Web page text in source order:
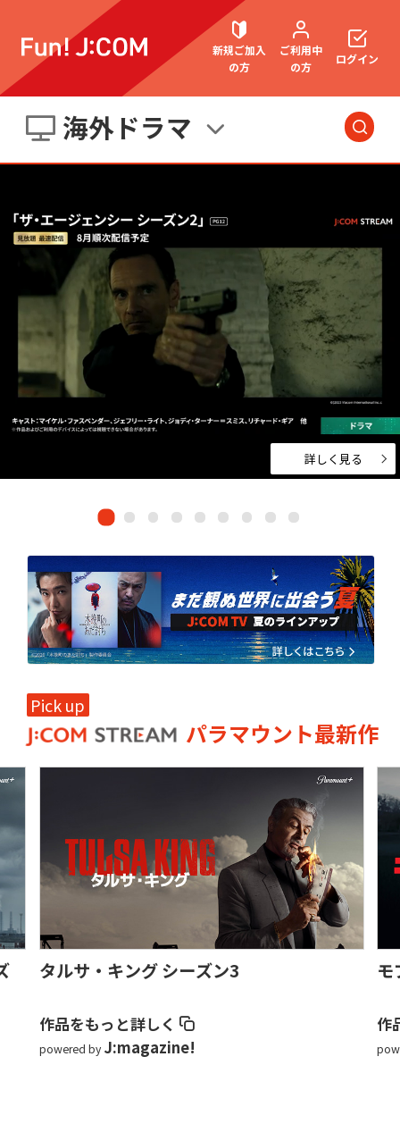
新規ご加入
の方
ご利用中
の方
契約内容確認・変更
お困りごと解決・よくあるご質問
ウェブメール マガジン
ログイン
海外ドラマ
今日・明日の 番組
邦画 海外ドラマ
国内ドラマ アジアドラマ
スポーツ アニメ・キッズ
エンタメ・ バラエティ
ドキュメンタリー・ホビー ネット動画
詳しく見る
Pick up
パラマウント最新作
タルサ・キング シーズン3
作品をもっと詳しく
powered by J:magazine!
モ
作